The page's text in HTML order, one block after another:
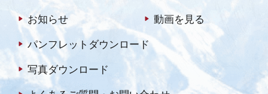
お知らせ 動画を見る
パンフレットダウンロード
写真ダウンロード